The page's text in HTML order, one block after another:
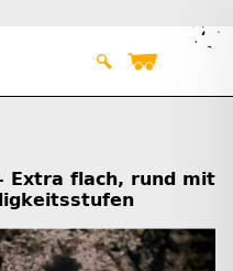
Extra flach, rund mit